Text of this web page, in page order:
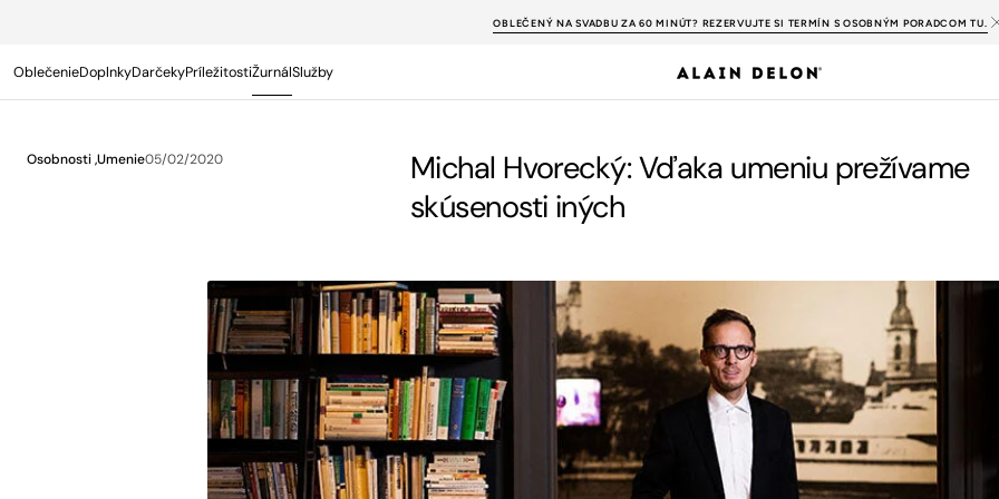
OBLEČENÝ NA SVADBU ZA 60 MINÚT? REZERVUJTE SI TERMÍN S OSOBNÝM PORADCOM TU.
OblečenieDoplnkyDarčekyPríležitostiŽurnálSlužby
Osobnosti ,Umenie05/02/2020
Michal Hvorecký: Vďaka umeniu prežívame
skúsenosti iných